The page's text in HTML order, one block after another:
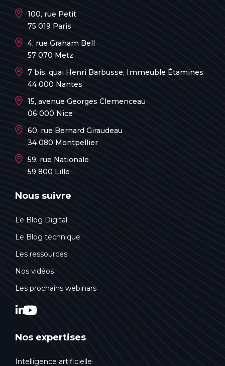
100, rue Petit
75 019 Paris
4, rue Graham Bell
57 070 Metz
7 bis, quai Henri Barbusse, Immeuble Étamines
44 000 Nantes
15, avenue Georges Clemenceau
06 000 Nice
60, rue Bernard Giraudeau
34 080 Montpellier
59, rue Nationale
59 800 Lille
Nous suivre
Le Blog Digital
Le Blog technique
Les ressources
Nos vidéos
Les prochains webinars
Nos expertises
Intelligence artificielle